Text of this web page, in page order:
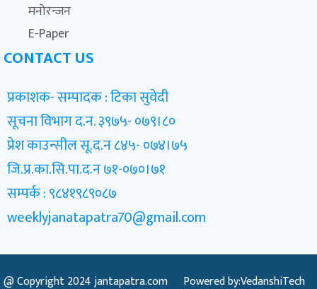
मनोरन्जन
E-Paper
CONTACT US
प्रकाशक- सम्पादक : टिका सुवेदी
सूचना विभाग द.न. ३९७५- ०७९।८०
प्रेश काउन्सील सू.द.न ८४५- ०७४।७५
जि.प्र.का.सि.पा.द.न ७१-०७०।७१
सम्पर्क : ९८४१९८९०८७
weeklyjanatapatra70@gmail.com
@ Copyright 2024jantapatra.com Powered by:VedanshiTech